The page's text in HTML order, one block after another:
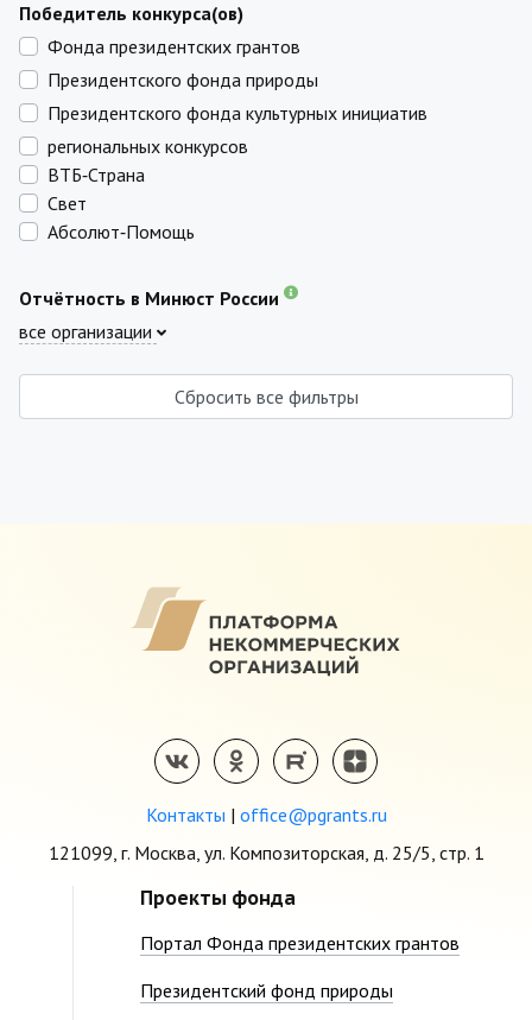
Победитель конкурса(ов)
Фонда президентских грантов
Президентского фонда природы
Президентского фонда культурных инициатив
региональных конкурсов
ВТБ‑Страна
Свет
Абсолют‑Помощь
Отчётность в Минюст России
все организации
Сбросить все фильтры
Контакты | office@pgrants.ru
121099, г. Москва, ул. Композиторская, д. 25/5, стр. 1
Проекты фонда
Портал Фонда президентских грантов
Президентский фонд природы